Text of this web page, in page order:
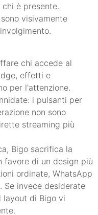
è presente.
visivamente
chi accede al
effetti e
per l'attenzione.
i pulsanti per
non sono
streaming più
Bigo sacrifica la
favore di un design più
ordinate, WhatsApp
Se invece desiderate
layout di Bigo vi